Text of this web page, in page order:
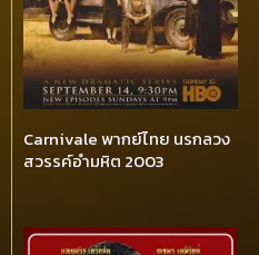
Carnivale พากย์ไทย นรกลวง
สวรรค์อำมหิต 2003